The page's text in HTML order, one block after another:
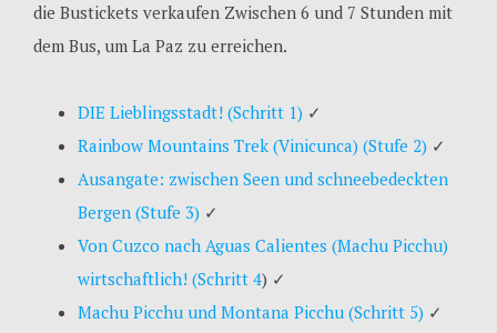
die Bustickets verkaufen Zwischen 6 und 7 Stunden mit
dem Bus, um La Paz zu erreichen.
DIE Lieblingsstadt! (Schritt 1) ✓
Rainbow Mountains Trek (Vinicunca) (Stufe 2) ✓
Ausangate: zwischen Seen und schneebedeckten
Bergen (Stufe 3) ✓
Von Cuzco nach Aguas Calientes (Machu Picchu)
wirtschaftlich! (Schritt 4) ✓
Machu Picchu und Montana Picchu (Schritt 5) ✓